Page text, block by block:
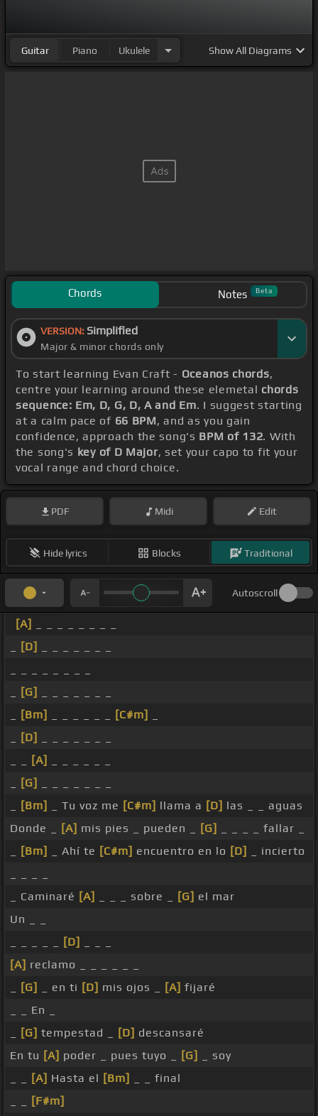
Guitar Piano Ukulele ShowAll Diagrams
Chords Notes Beta
VERSION: Simplified
Major & minor chords only
To start learning Evan Craft - Oceanos chords,
centre your learning around these elemetal chords
sequence: Em, D, G, D, A and Em. I suggest starting
at a calm pace of 66 BPM, and as you gain
confidence, approach the song's BPM of 132. With
the song's key of D Major, set your capo to fit your
vocal range and chord choice.
PDF Midi Edit
Hide lyrics Blocks Traditional
Autoscroll
[A]
[D]
[G]
[Bm] [C#m]
[D]
[A]
[G]
[Bm] _ Tu voz me [C#m] llama a [D] las _ _ aguas
Donde _
[A] mis pies _ pueden _ [G]
_ _ _ _ fallar _
[Bm] _ Ahí te [C#m] encuentro en lo [D]
_ incierto
_ Caminaré [A] _ _ _ sobre _ [G] el mar
Un _ _
[D]
[A] reclamo _ _ _ _ _ _
[G] _ en ti [D] mis ojos _ [A] fijaré
_ _ En _
[G] tempestad _ [D] descansaré
En tu [A] poder _ pues tuyo _ [G]
_ soy
[A] Hasta el [Bm]
_ _ final
[F#m]